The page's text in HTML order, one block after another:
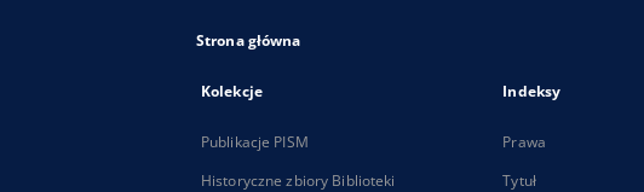
Strona główna
Kolekcje
Publikacje PISM
Historyczne zbiory Biblioteki
Indeksy
Prawa
Tytuł